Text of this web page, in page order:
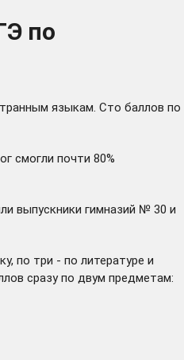
по
языкам. Сто баллов по
смогли почти 80%
выпускники гимназий № 30 и
по три - по литературе и
сразу по двум предметам: